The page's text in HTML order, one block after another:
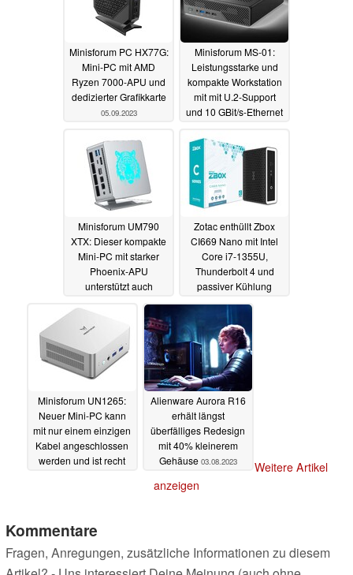
Minisforum PC HX77G:
Mini-PC mit AMD
Ryzen 7000-APU und
dedizierter Grafikkarte
05.09.2023
Minisforum MS-01:
Leistungsstarke und
kompakte Workstation
mit mit U.2-Support
und 10 GBit/s-Ethernet
Minisforum UM790
XTX: Dieser kompakte
Mini-PC mit starker
Phoenix-APU
unterstützt auch
dedizierte Grafikkarten
Zotac enthüllt Zbox
CI669 Nano mit Intel
Core i7-1355U,
Thunderbolt 4 und
passiver Kühlung
16.08.2023
Minisforum UN1265:
Neuer Mini-PC kann
mit nur einem einzigen
Kabel angeschlossen
werden und ist recht
Alienware Aurora R16
erhält längst
überfälliges Redesign
mit 40% kleinerem
Gehäuse 03.08.2023
Weitere Artikel
anzeigen
Kommentare
Fragen, Anregungen, zusätzliche Informationen zu diesem